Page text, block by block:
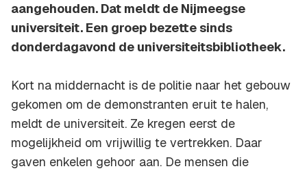
aangehouden. Dat meldt de Nijmeegse
universiteit. Een groep bezette sinds
donderdagavond de universiteitsbibliotheek.
Kort na middernacht is de politie naar het gebouw
gekomen om de demonstranten eruit te halen,
meldt de universiteit. Ze kregen eerst de
mogelijkheid om vrijwillig te vertrekken. Daar
gaven enkelen gehoor aan. De mensen die